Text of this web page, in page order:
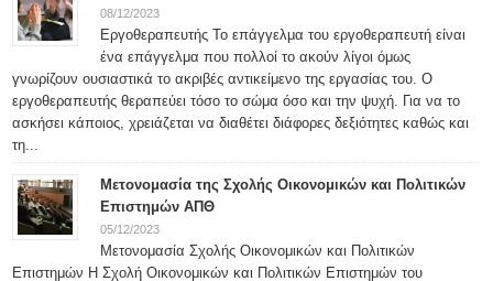
08/12/2023
Εργοθεραπευτής Το επάγγελμα του εργοθεραπευτή είναι
ένα επάγγελμα που πολλοί το ακούν λίγοι όμως
γνωρίζουν ουσιαστικά το ακριβές αντικείμενο της εργασίας του. Ο
εργοθεραπευτής θεραπεύει τόσο το σώμα όσο και την ψυχή. Για να το
ασκήσει κάποιος, χρειάζεται να διαθέτει διάφορες δεξιότητες καθώς και
τη...
Μετονομασία της Σχολής Οικονομικών και Πολιτικών
Επιστημών ΑΠΘ
05/12/2023
Μετονομασία Σχολής Οικονομικών και Πολιτικών
Επιστημών Η Σχολή Οικονομικών και Πολιτικών Επιστημών του